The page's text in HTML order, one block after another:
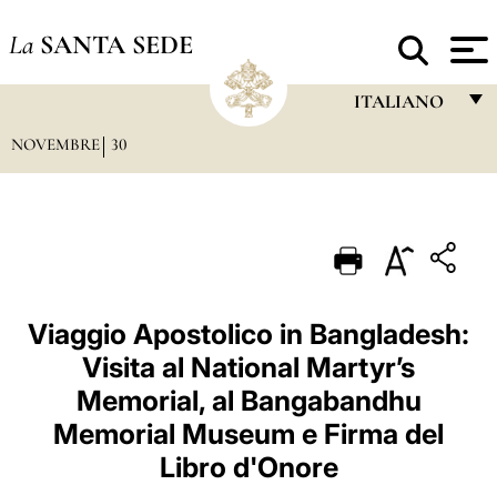
La SANTA SEDE
ITALIANO
PORTUGUÊS
ESPAÑOL
DEUTSCH
POLSKI
العربيّة
NOVEMBRE 30
Viaggio Apostolico in Bangladesh:
Visita al National Martyr’s
Memorial, al Bangabandhu
Memorial Museum e Firma del
Libro d'Onore